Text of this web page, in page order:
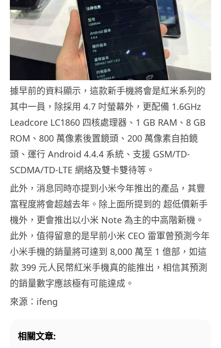
據早前的資料顯示，這款新手機將會是紅米系列的
其中一員，除採用 4.7 吋螢幕外，更配備 1.6GHz
Leadcore LC1860 四核處理器、1 GB RAM、8 GB
ROM、800 萬像素後置鏡頭、200 萬像素自拍鏡
頭、運行 Android 4.4.4 系統、支援 GSM/TD-
SCDMA/TD-LTE 網絡及雙卡雙待等。
此外，消息同時亦提到小米今年推出的產品，其豐
富程度將會超越去年。除上面所提到的 超低價新手
機外，更會推出以小米 Note 為主的中高階新機。
此外，值得留意的是早前小米 CEO 雷軍曾預測今年
小米手機的銷量將可達到 8,000 萬至 1 億部，如這
款 399 元人民幣紅米手機真的能推出，相信其預測
的銷量數字應該極有可能達成。
來源：ifeng
相關文章: